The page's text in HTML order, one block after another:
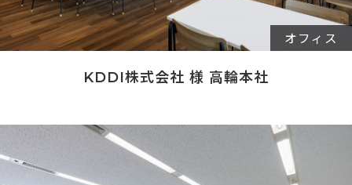
オフィス
KDDI株式会社 様 高輪本社